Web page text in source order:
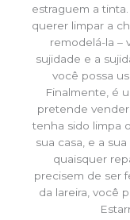
estraguem a
querer limpar a
remodelá-la –
sujidade e a
você possa
Finalmente, é
pretende vender
tenha sido limpa
sua casa, e a
quaisquer
precisem de ser
da lareira, você